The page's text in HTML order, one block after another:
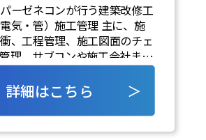
ーゼネコンが行う建築改修工
気・管）施工管理 主に、施
、工程管理、施工図面のチェ
理、サブコンや施工会社また
の指示指導、会議資料の作成
す。 ※弊社の顧客先で
詳細はこちら ＞